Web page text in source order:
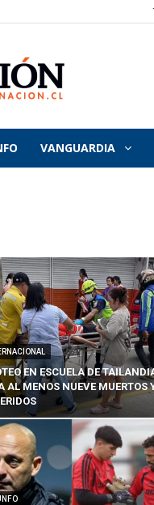
VANGUARDIA
EN ESCUELA DE
AL MENOS NUEVE MUERTOS